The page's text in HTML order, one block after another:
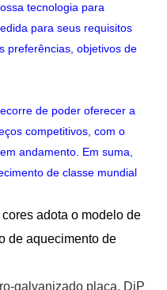
tecnologia para
para seus requisitos
preferências, objetivos de
de poder oferecer a
competitivos, com o
andamento. Em suma,
de classe mundial
adota o modelo de
de aquecimento de
galvanizado placa, DiP